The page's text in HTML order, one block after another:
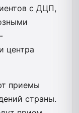
с ДЦП,
центра
приемы
страны.